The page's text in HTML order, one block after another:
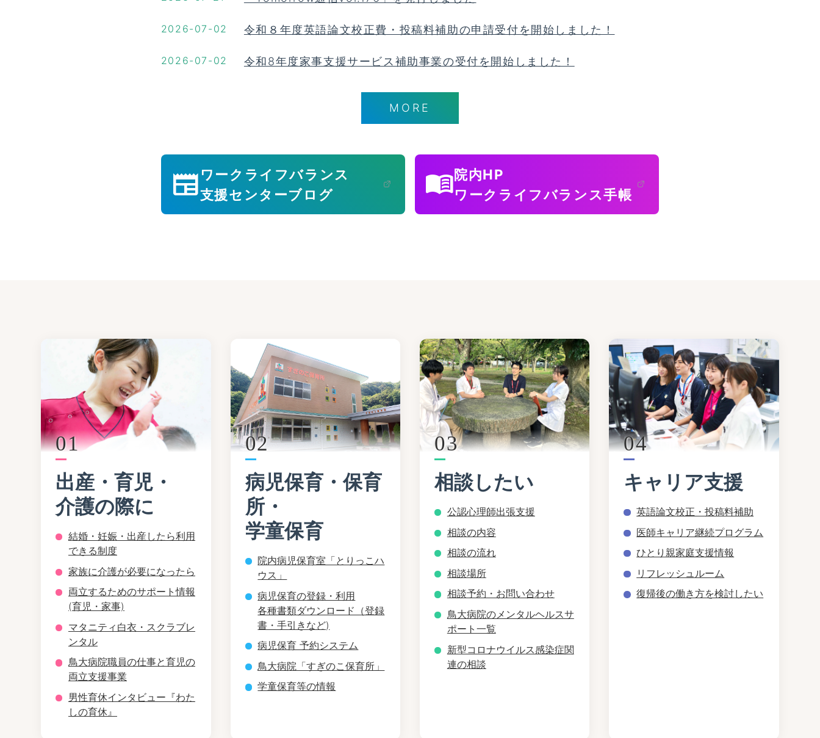
2026-07-02 令和８年度英語論文校正費・投稿料補助の申請受付を開始しました！
2026-07-02 令和8年度家事支援サービス補助事業の受付を開始しました！
MORE
newspaper ワークライフバランス
支援センターブログ
menu_book院内HP
ワークライフバランス手帳
01
出産・育児・
介護の際に
結婚・妊娠・出産したら利用
できる制度
家族に介護が必要になったら
両立するためのサポート情報
(育児・家事)
マタニティ白衣・スクラブレ
ンタル
鳥大病院職員の仕事と育児の
両立支援事業
男性育休インタビュー『わた
しの育休』
02
病児保育・保育
所・
学童保育
院内病児保育室「とりっこハ
ウス」
病児保育の登録・利用
各種書類ダウンロード（登録
書・手引きなど)
病児保育 予約システム
鳥大病院「すぎのこ保育所」
学童保育等の情報
03
相談したい
公認心理師出張支援
相談の内容
相談の流れ
相談場所
相談予約・お問い合わせ
鳥大病院のメンタルヘルスサ
ポート一覧
新型コロナウイルス感染症関
連の相談
04
キャリア支援
英語論文校正・投稿料補助
医師キャリア継続プログラム
ひとり親家庭支援情報
リフレッシュルーム
復帰後の働き方を検討したい